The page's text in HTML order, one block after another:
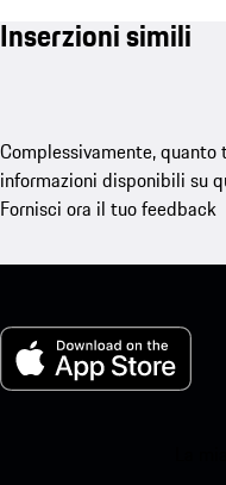
Inserzioni simili
Complessivamente,
informazioni disponibili su
Fornisci ora il tuo feedback